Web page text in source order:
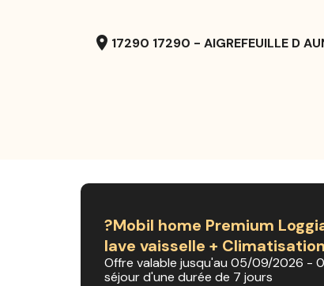
location_on 17290 17290 - AIGREFEUILLE D
?Mobil home Premium
lave vaisselle + Climatisation
Offre valable jusqu'au 05/09/2026 -
séjour d'une durée de 7 jours